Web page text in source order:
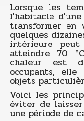
Lorsque les
l'habitacle
transformer en
quelques
intérieure
atteindre 70
chaleur est
occupants,
objets
Voici les
éviter de
une période de